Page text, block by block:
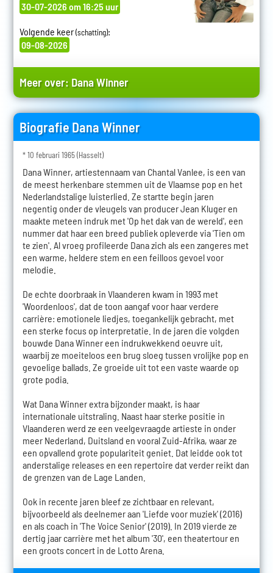
30-07-2026 om 16:25 uur
Volgende keer(schatting):
09-08-2026
Meer over: Dana Winner
Biografie Dana Winner
* 10 februari 1965 (Hasselt)
Dana Winner, artiestennaam van Chantal Vanlee, is een van
de meest herkenbare stemmen uit de Vlaamse pop en het
Nederlandstalige luisterlied. Ze startte begin jaren
negentig onder de vleugels van producer Jean Kluger en
maakte meteen indruk met 'Op het dak van de wereld', een
nummer dat haar een breed publiek opleverde via 'Tien om
te zien'. Al vroeg profileerde Dana zich als een zangeres met
een warme, heldere stem en een feilloos gevoel voor
melodie.
De echte doorbraak in Vlaanderen kwam in 1993 met
'Woordenloos', dat de toon aangaf voor haar verdere
carrière: emotionele liedjes, toegankelijk gebracht, met
een sterke focus op interpretatie. In de jaren die volgden
bouwde Dana Winner een indrukwekkend oeuvre uit,
waarbij ze moeiteloos een brug sloeg tussen vrolijke pop en
gevoelige ballads. Ze groeide uit tot een vaste waarde op
grote podia.
Wat Dana Winner extra bijzonder maakt, is haar
internationale uitstraling. Naast haar sterke positie in
Vlaanderen werd ze een veelgevraagde artieste in onder
meer Nederland, Duitsland en vooral Zuid-Afrika, waar ze
een opvallend grote populariteit geniet. Dat leidde ook tot
anderstalige releases en een repertoire dat verder reikt dan
de grenzen van de Lage Landen.
Ook in recente jaren bleef ze zichtbaar en relevant,
bijvoorbeeld als deelnemer aan 'Liefde voor muziek' (2016)
en als coach in 'The Voice Senior' (2019). In 2019 vierde ze
dertig jaar carrière met het album '30', een theatertour en
een groots concert in de Lotto Arena.